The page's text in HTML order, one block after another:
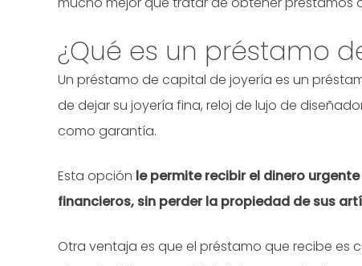
¿Qué es un préstamo
Un préstamo de capital de joyería es un
de dejar su joyería fina, reloj de lujo de
como garantía.
Esta opción le permite recibir el dinero
financieros, sin perder la propiedad de sus
Otra ventaja es que el préstamo que recibe es